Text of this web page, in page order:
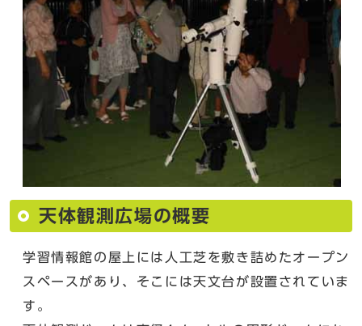
天体観測広場の概要
学習情報館の屋上には人工芝を敷き詰めたオープン
スペースがあり、そこには天文台が設置されていま
す。